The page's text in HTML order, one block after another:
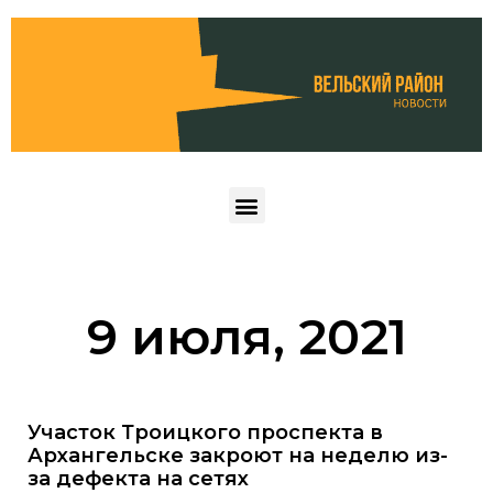
9 июля, 2021
Участок Троицкого проспекта в
Архангельске закроют на неделю из-
за дефекта на сетях